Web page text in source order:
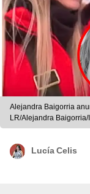
Alejandra Baigorria
LR/Alejandra
Lucía Celis